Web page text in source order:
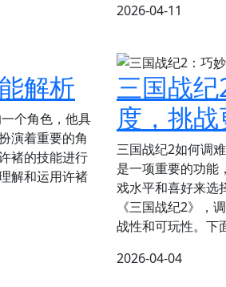
2026-04-11
解析
个角色，他具
演着重要的角
褚的技能进行
解和运用许褚
三国战
度，挑
三国战纪2如何调
是一项重要的功能
戏水平和喜好来选
《三国战纪2》，
战性和可玩性。下
2026-04-04